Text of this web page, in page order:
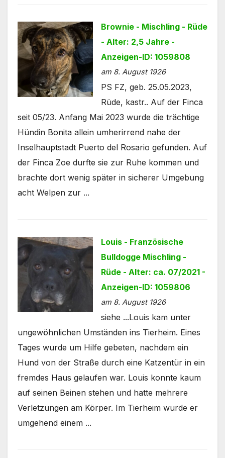
Brownie - Mischling - Rüde
- Alter: 2,5 Jahre -
Anzeigen-ID: 1059808
am 8. August 1926
PS FZ, geb. 25.05.2023,
Rüde, kastr.. Auf der Finca
seit 05/23. Anfang Mai 2023 wurde die trächtige
Hündin Bonita allein umherirrend nahe der
Inselhauptstadt Puerto del Rosario gefunden. Auf
der Finca Zoe durfte sie zur Ruhe kommen und
brachte dort wenig später in sicherer Umgebung
acht Welpen zur ...
Louis - Französische
Bulldogge Mischling -
Rüde - Alter: ca. 07/2021 -
Anzeigen-ID: 1059806
am 8. August 1926
siehe ...Louis kam unter
ungewöhnlichen Umständen ins Tierheim. Eines
Tages wurde um Hilfe gebeten, nachdem ein
Hund von der Straße durch eine Katzentür in ein
fremdes Haus gelaufen war. Louis konnte kaum
auf seinen Beinen stehen und hatte mehrere
Verletzungen am Körper. Im Tierheim wurde er
umgehend einem ...